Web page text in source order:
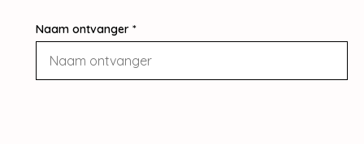
Naam ontvanger *